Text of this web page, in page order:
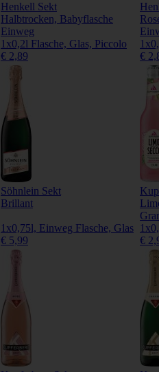
Henkell Sekt
Halbtrocken, Babyflasche
Einweg
1x0,2l Flasche, Glas, Piccolo
€ 2,89
€
Söhnlein Sekt
Brillant
1x0,75l, Einweg Flasche, Glas
€ 5,99
€